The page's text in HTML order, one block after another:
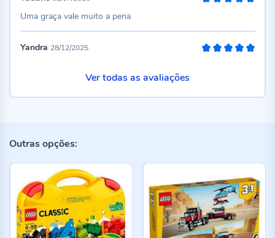
Uma graça vale muito a pena
Yandra 28/12/2025
Ver todas as avaliações
Outras opções: